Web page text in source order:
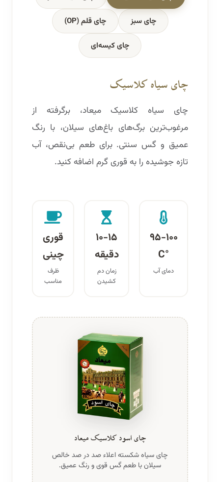
چای سبز چای قلم (OP)
چای کیسه‌ای
چای سیاه کلاسیک
چای سیاه کلاسیک میعاد، برگرفته از
مرغوب‌ترین برگ‌های باغ‌های سیلان، با رنگ
عمیق و گس سنتی. برای طعم بی‌نقص، آب
تازه جوشیده را به قوری گرم اضافه کنید.
۹۵-۱۰۰
°C
دمای آب
۱۰-۱۵
دقیقه
زمان دم‌
کشیدن
قوری
چینی
ظرف
مناسب
چای اسود کلاسیک میعاد
چای سیاه شکسته اعلاء صد در صد خالص
سیلان با طعم گس قوی و رنگ عمیق.